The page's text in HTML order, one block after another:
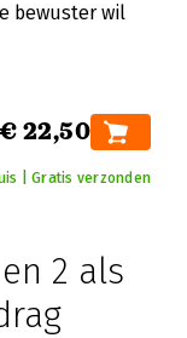
bewuster wil
€ 22,50
| Gratis verzonden
2 als